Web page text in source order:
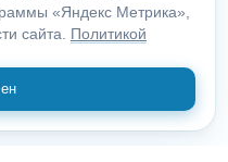
«Яндекс Метрика»,
сайта. Политикой